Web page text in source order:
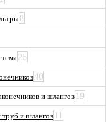
8
26
40
и шлангов 19
и шлангов 11